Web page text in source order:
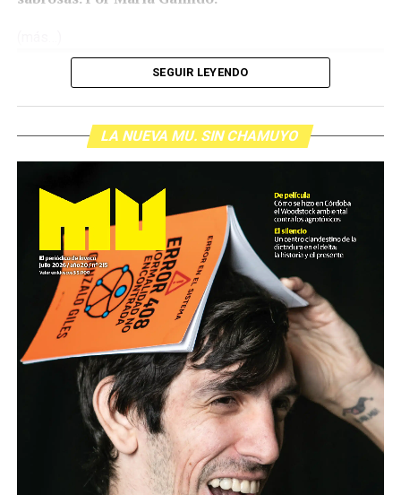
SEGUIR LEYENDO
LA NUEVA MU. SIN CHAMUYO